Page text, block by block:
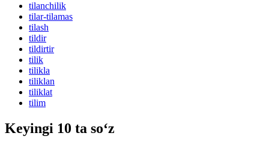
tilanchilik
tilar-tilamas
tilash
tildir
tildirtir
tilik
tilikla
tiliklan
tiliklat
tilim
Keyingi 10 ta so‘z